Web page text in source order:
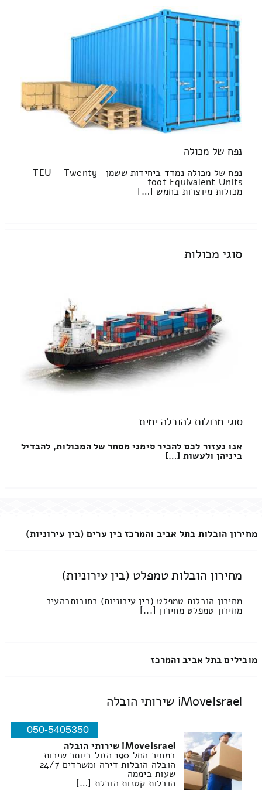
נפח של מכולה
נפח של מכולה נמדד ביחידות ששמן TEU – Twenty-
foot Equivalent Units
מכולות מיוצרות בחמש […]
סוגי מכולות
סוגי מכולות להובלה ימית
אנו נעזור לכם להכיר סימני מסחר של המכולות, להבדיל
ביניהן ולעשות […]
מחירון הובלות בתל אביב והמרכז בין ערים (בין עירוניות)
מחירון הובלות טמפלט (בין עירוניות)
מחירון הובלות טמפלט (בין עירוניות) רחובותבהעיר
מחירון טמפלט מחירון [...]
מובילים בתל אביב והמרכז
iMoveIsrael שירותי הובלה
050-5405350
iMoveIsrael שירותי הובלה
במחיר החל 190 הזול ביותר שירות
הובלה הובלות דירה ומשרדים 24/7
שעות ביממה
הובלות קטנות הובלת […]